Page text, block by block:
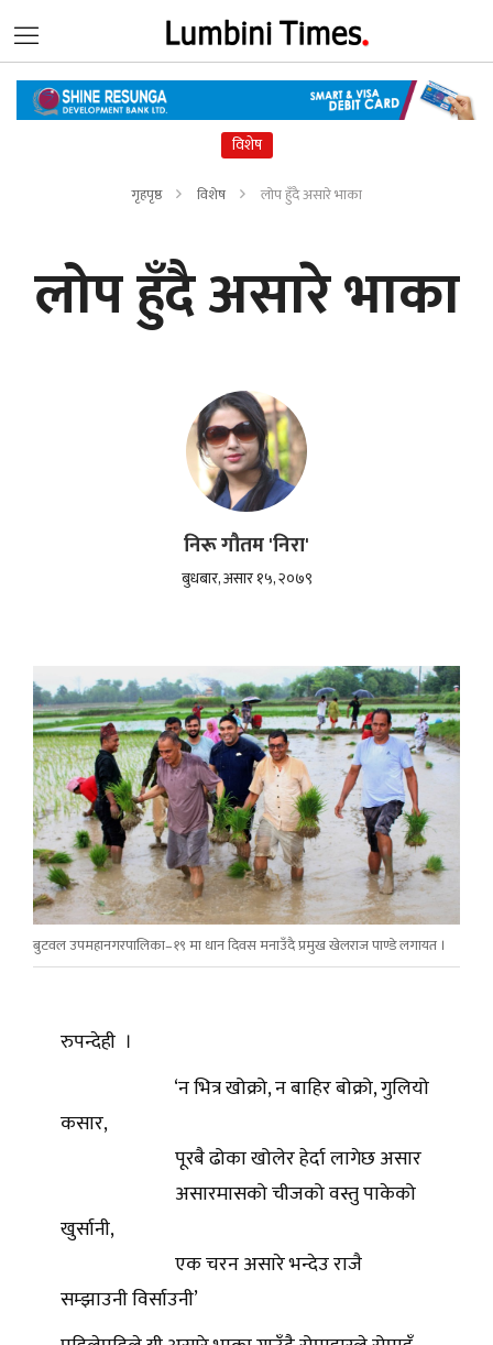
विशेष
गृहपृष्ठ विशेष लोप हुँदै असारे भाका
लोप हुँदै असारे भाका
निरू गौतम 'निरा'
बुधबार, असार १५, २०७९
बुटवल उपमहानगरपालिका–१९ मा धान दिवस मनाउँदै प्रमुख खेलराज पाण्डे लगायत ।
रुपन्देही ।
‘न भित्र खोक्रो, न बाहिर बोक्रो, गुलियो
कसार,
पूरबै ढोका खोलेर हेर्दा लागेछ असार
असारमासको चीजको वस्तु पाकेको
खुर्सानी,
एक चरन असारे भन्देउ राजै
सम्झाउनी विर्साउनी’